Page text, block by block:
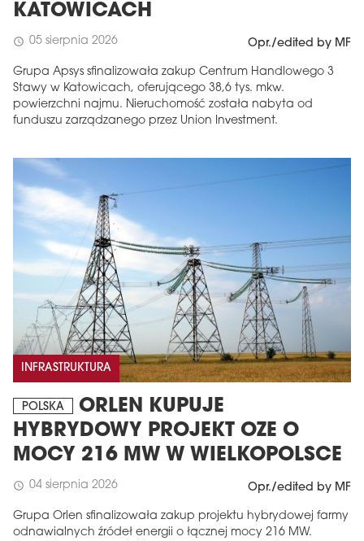
KATOWICACH
schedule 05 sierpnia 2026 Opr./edited by MF
Grupa Apsys sfinalizowała zakup Centrum Handlowego 3
Stawy w Katowicach, oferującego 38,6 tys. mkw.
powierzchni najmu. Nieruchomość została nabyta od
funduszu zarządzanego przez Union Investment.
INFRASTRUKTURA
POLSKA
ORLEN KUPUJE
HYBRYDOWY PROJEKT OZE O
MOCY 216 MW W WIELKOPOLSCE
schedule 04 sierpnia 2026 Opr./edited by MF
Grupa Orlen sfinalizowała zakup projektu hybrydowej farmy
odnawialnych źródeł energii o łącznej mocy 216 MW.